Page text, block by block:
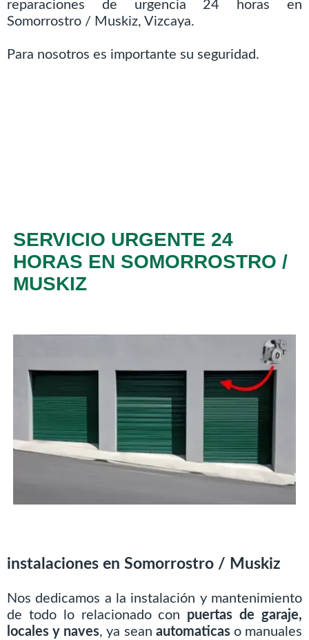
reparaciones de urgencia 24 horas en
Somorrostro / Muskiz, Vizcaya.
Para nosotros es importante su seguridad.
SERVICIO URGENTE 24
HORAS EN SOMORROSTRO /
MUSKIZ
instalaciones en Somorrostro / Muskiz
Nos dedicamos a la instalación y mantenimiento
de todo lo relacionado con puertas de garaje,
locales y naves, ya sean automaticaso manuales